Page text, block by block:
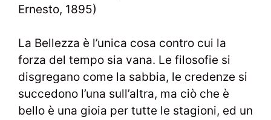
Ernesto, 1895)
La Bellezza è l’unica cosa contro cui la
forza del tempo sia vana. Le filosofie si
disgregano come la sabbia, le credenze si
succedono l’una sull’altra, ma ciò che è
bello è una gioia per tutte le stagioni, ed un